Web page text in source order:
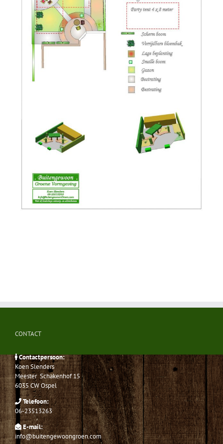
CONTACT
Contactpersoon:
Koen Slenders
Meester Schakenhof 15
6035 CW Ospel
Telefoon:
06-23513263
E-mail:
info@buitengewoongroen.com